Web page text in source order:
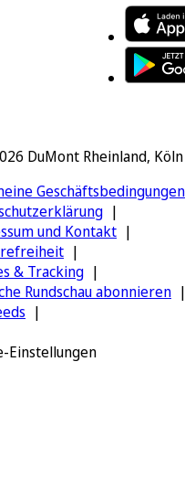
DuMont Rheinland, Köln
Geschäftsbedingungen
und Kontakt
& Tracking
Rundschau abonnieren
Einstellungen